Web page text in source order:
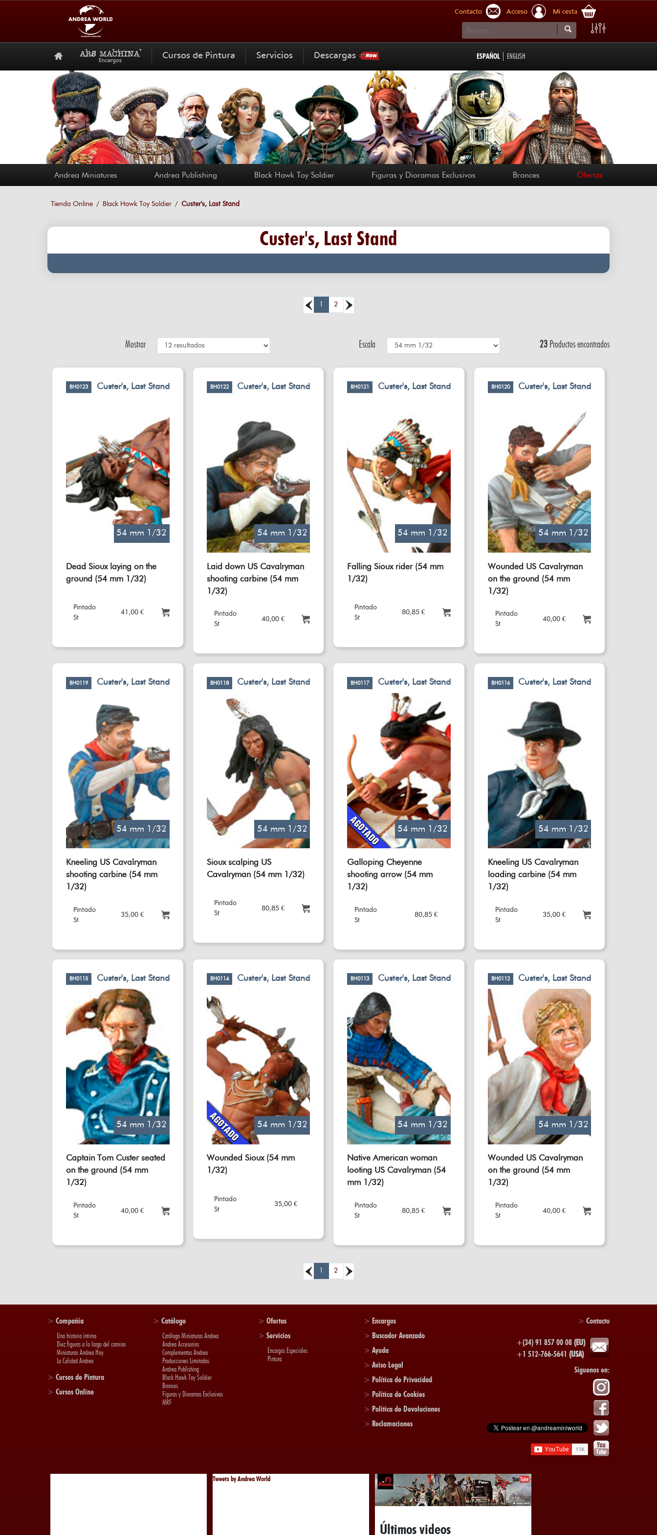
Contacto Acceso Mi cesta
Encargos Cursos de Pintura Servicios Descargas ESPAÑOL | ENGLISH
Andrea Miniatures Andrea Publishing Black Hawk Toy Soldier Figuras y Dioramas Exclusivos Bronces Ofertas
Tienda Online Black Hawk Toy Soldier Custer's, Last Stand
Custer's, Last Stand
2
Mostrar Escala 23Productos encontrados
BH0123 Custer's, Last Stand
54 mm 1/32
Dead Sioux laying on the
ground (54 mm 1/32)
Pintado
St
41,00 €
BH0122 Custer's, Last Stand
54 mm 1/32
Laid down US Cavalryman
shooting carbine (54 mm
1/32)
Pintado
St
40,00 €
BH0121 Custer's, Last Stand
54 mm 1/32
Falling Sioux rider (54 mm
1/32)
Pintado
St
80,85 €
BH0120 Custer's, Last Stand
54 mm 1/32
Wounded US Cavalryman
on the ground (54 mm
1/32)
Pintado
St
40,00 €
BH0119 Custer's, Last Stand
54 mm 1/32
Kneeling US Cavalryman
shooting carbine (54 mm
1/32)
Pintado
St
35,00 €
BH0118 Custer's, Last Stand
54 mm 1/32
Sioux scalping US
Cavalryman (54 mm 1/32)
Pintado
St
80,85 €
BH0117 Custer's, Last Stand
54 mm 1/32
Galloping Cheyenne
shooting arrow (54 mm
1/32)
Pintado
St
80,85 €
BH0116 Custer's, Last Stand
54 mm 1/32
Kneeling US Cavalryman
loading carbine (54 mm
1/32)
Pintado
St
35,00 €
BH0115 Custer's, Last Stand
54 mm 1/32
Captain Tom Custer seated
on the ground (54 mm
1/32)
Pintado
St
40,00 €
BH0114 Custer's, Last Stand
54 mm 1/32
Wounded Sioux (54 mm
1/32)
Pintado
St
35,00 €
BH0113 Custer's, Last Stand
54 mm 1/32
Native American woman
looting US Cavalryman (54
mm 1/32)
Pintado
St
80,85 €
BH0112 Custer's, Last Stand
54 mm 1/32
Wounded US Cavalryman
on the ground (54 mm
1/32)
Pintado
St
40,00 €
2
> Compañía
Una historia íntima
Diez figuras a lo largo del camino
Miniaturas Andrea Hoy
La Calidad Andrea
> Cursos de Pintura
> Cursos Online
> Catálogo
Catálogo Miniaturas Andrea
Andrea Accesorios
Complementos Andrea
Producciones Limitadas
Andrea Publishing
Black Hawk Toy Soldier
Bronces
Figuras y Dioramas Exclusivos
MRF
>Ofertas
>Servicios
Encargos Especiales
Pintura
> Encargos
> Buscador Avanzado
> Ayuda
> Aviso Legal
> Política de Privacidad
> Política de Cookies
> Política de Devoluciones
> Reclamaciones
> Contacto
+(34) 91 857 00 08 (EU)
+1 512-766-5641 (USA)
Síguenos en:
Tweets by Andrea World
Últimos videos